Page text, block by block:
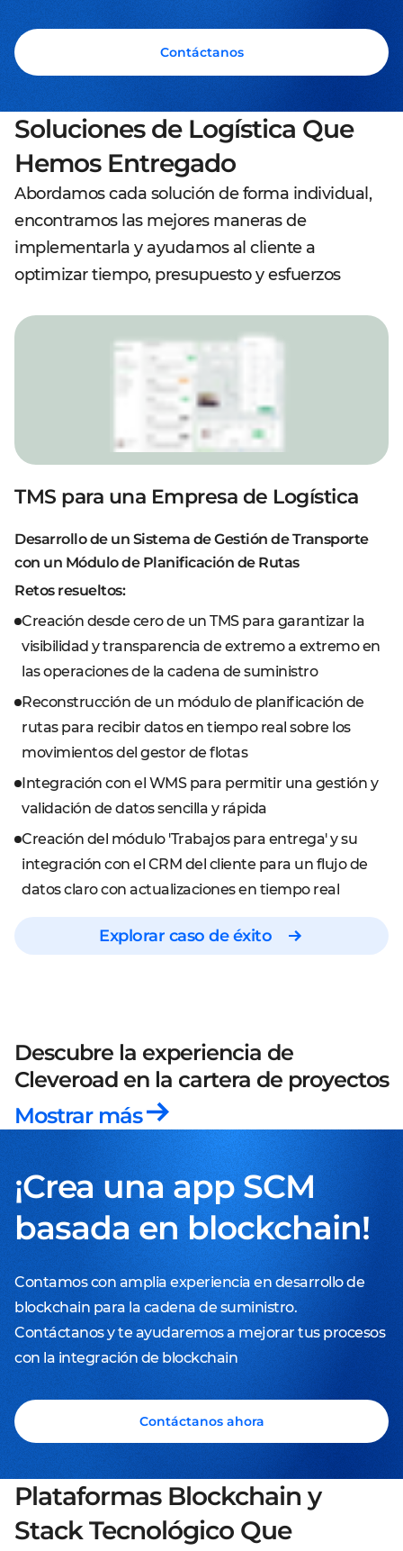
Contáctanos
Soluciones de Logística Que
Hemos Entregado
Abordamos cada solución de forma individual,
encontramos las mejores maneras de
implementarla y ayudamos al cliente a
optimizar tiempo, presupuesto y esfuerzos
TMS para una Empresa de Logística
Desarrollo de un Sistema de Gestión de Transporte
con un Módulo de Planificación de Rutas
Retos resueltos:
Creación desde cero de un TMS para garantizar la
visibilidad y transparencia de extremo a extremo en
las operaciones de la cadena de suministro
Reconstrucción de un módulo de planificación de
rutas para recibir datos en tiempo real sobre los
movimientos del gestor de flotas
Integración con el WMS para permitir una gestión y
validación de datos sencilla y rápida
Creación del módulo 'Trabajos para entrega' y su
integración con el CRM del cliente para un flujo de
datos claro con actualizaciones en tiempo real
Explorar caso de éxito
Descubre la experiencia de
Cleveroad en la cartera de proyectos
Mostrar más
¡Crea una app SCM
basada en blockchain!
Contamos con amplia experiencia en desarrollo de
blockchain para la cadena de suministro.
Contáctanos y te ayudaremos a mejorar tus procesos
con la integración de blockchain
Contáctanos ahora
Plataformas Blockchain y
Stack Tecnológico Que